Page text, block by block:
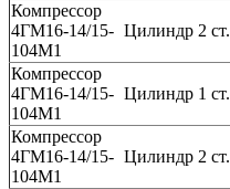
Компрессор
4ГМ16-14/15-
104М1
Цилиндр 2 ст.
Компрессор
4ГМ16-14/15-
104М1
Цилиндр 1 ст.
Компрессор
4ГМ16-14/15-
104М1
Цилиндр 2 ст.